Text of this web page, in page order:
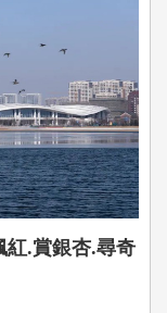
紅.賞銀杏.尋奇